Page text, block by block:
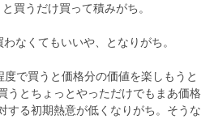
買うだけ買って積みがち。
なくてもいいや、となりがち。
で買うと価格分の価値を楽しもうと
うとちょっとやっただけでもまあ価格
する初期熱意が低くなりがち。そうな